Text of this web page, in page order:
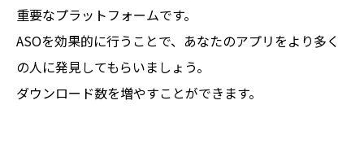
重要なプラットフォームです。
ASOを効果的に行うことで、あなたのアプリをより多く
の人に発見してもらいましょう。
ダウンロード数を増やすことができます。